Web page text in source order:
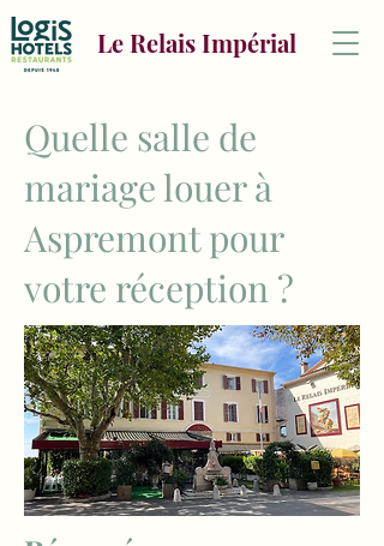
Le Relais Impérial
Quelle salle de
mariage louer à
Aspremont pour
votre réception ?